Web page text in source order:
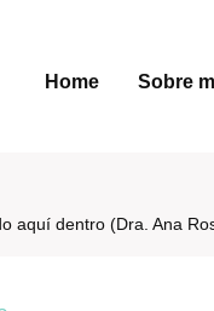
Home Sobre
aquí dentro (Dra. Ana